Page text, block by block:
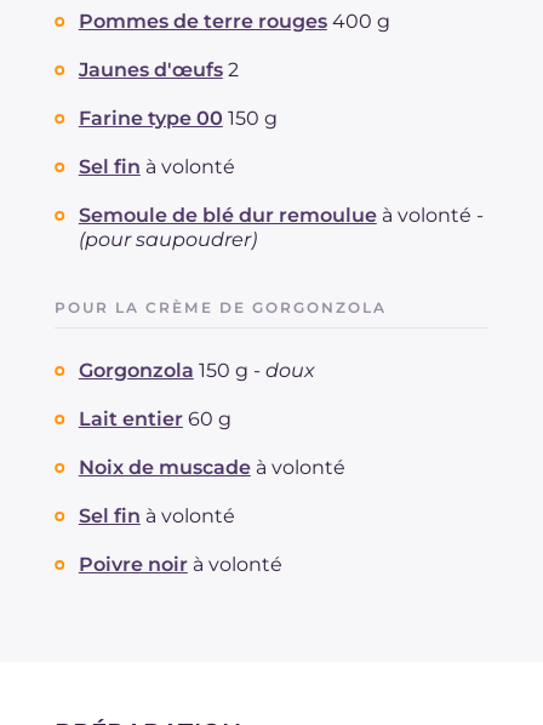
Pommes de terre rouges 400 g
Jaunes d'œufs 2
Farine type 00 150 g
Sel fin à volonté
Semoule de blé dur remoulue à volonté -
(pour saupoudrer)
POUR LA CRÈME DE GORGONZOLA
Gorgonzola 150 g - doux
Lait entier 60 g
Noix de muscade à volonté
Sel fin à volonté
Poivre noir à volonté